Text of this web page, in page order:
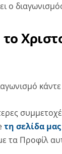
ο
τη σελίδα
τα Προφίλ